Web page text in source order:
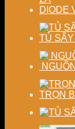
DIODE
TỦ
TRỌN